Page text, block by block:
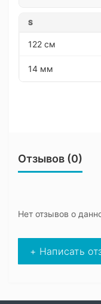
S
122 см
14 мм
Отзывов (0)
Нет отзывов о
+ Написать